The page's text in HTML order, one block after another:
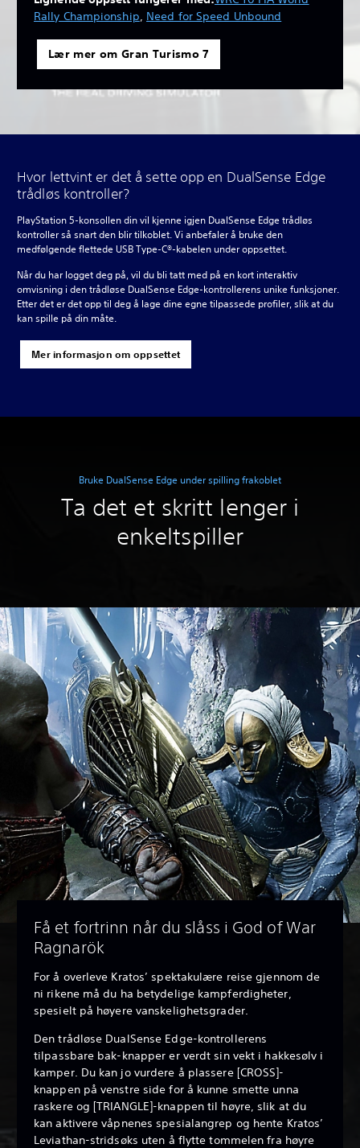
Rally Championship, Need for Speed Unbound
Lær mer om Gran Turismo 7
Hvor lettvint er det å sette opp en DualSense Edge
trådløs kontroller?
PlayStation 5-konsollen din vil kjenne igjen DualSense Edge trådløs
kontroller så snart den blir tilkoblet. Vi anbefaler å bruke den
medfølgende flettede USB Type-C®-kabelen under oppsettet.
Når du har logget deg på, vil du bli tatt med på en kort interaktiv
omvisning i den trådløse DualSense Edge-kontrollerens unike funksjoner.
Etter det er det opp til deg å lage dine egne tilpassede profiler, slik at du
kan spille på din måte.
Mer informasjon om oppsettet
Bruke DualSense Edge under spilling frakoblet
Ta det et skritt lenger i
enkeltspiller
Få et fortrinn når du slåss i God of War
Ragnarök
For å overleve Kratos’ spektakulære reise gjennom de
ni rikene må du ha betydelige kampferdigheter,
spesielt på høyere vanskelighetsgrader.
Den trådløse DualSense Edge-kontrollerens
tilpassbare bak-knapper er verdt sin vekt i hakkesølv i
kamper. Du kan jo vurdere å plassere [CROSS]-
knappen på venstre side for å kunne smette unna
raskere og [TRIANGLE]-knappen til høyre, slik at du
kan aktivere våpnenes spesialangrep og hente Kratos’
Leviathan-stridsøks uten å flytte tommelen fra høyre